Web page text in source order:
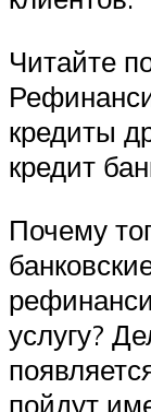
Читайте
кредиты
кредит
Почему
услугу?
пойдут